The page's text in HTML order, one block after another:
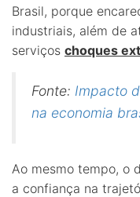
Brasil, porque
industriais, além de
serviços choques
Fonte: Impacto
na economia
Ao mesmo tempo, o
a confiança na